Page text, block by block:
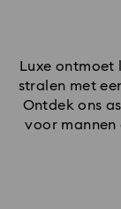
Luxe ontmoet
stralen met
Ontdek ons
voor